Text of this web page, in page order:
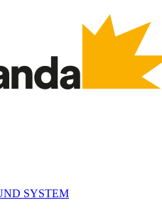
SYSTEM